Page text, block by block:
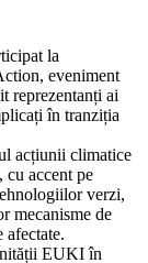
la
eveniment
reprezentanți ai
în tranziția
acțiunii climatice
accent pe
verzi,
mecanisme de
afectate.
EUKI în